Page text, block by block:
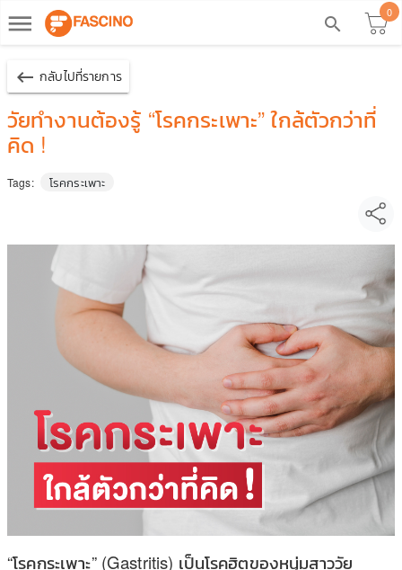
dehaze search
0
keyboard_backspace กลับไปที่รายการ
วัยทำงานต้องรู้ “โรคกระเพาะ” ใกล้ตัวกว่าที่
คิด !
Tags: โรคกระเพาะ
“โรคกระเพาะ” (Gastritis) เป็นโรคฮิตของหนุ่มสาววัย